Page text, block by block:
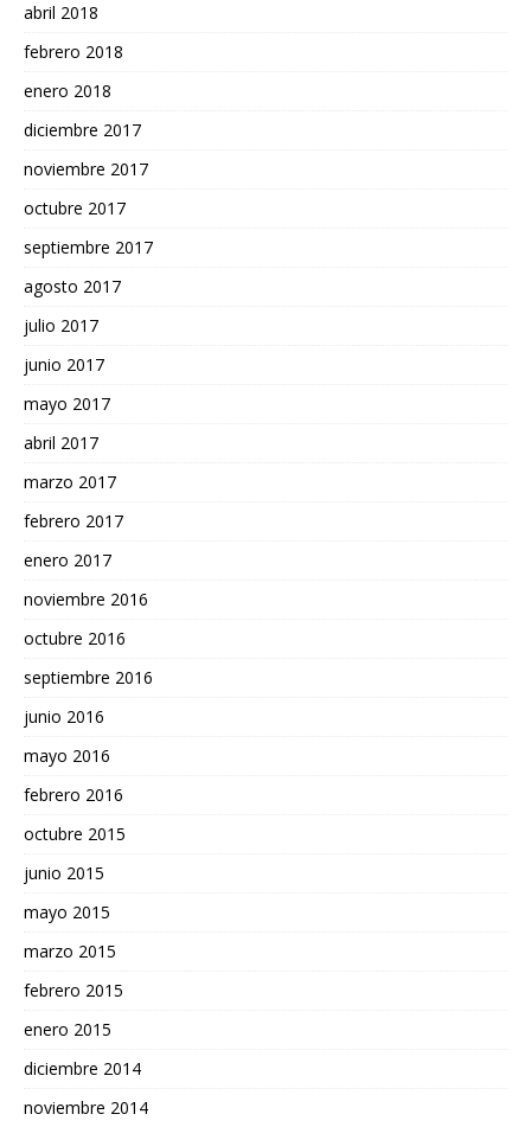
abril 2018
febrero 2018
enero 2018
diciembre 2017
noviembre 2017
octubre 2017
septiembre 2017
agosto 2017
julio 2017
junio 2017
mayo 2017
abril 2017
marzo 2017
febrero 2017
enero 2017
noviembre 2016
octubre 2016
septiembre 2016
junio 2016
mayo 2016
febrero 2016
octubre 2015
junio 2015
mayo 2015
marzo 2015
febrero 2015
enero 2015
diciembre 2014
noviembre 2014